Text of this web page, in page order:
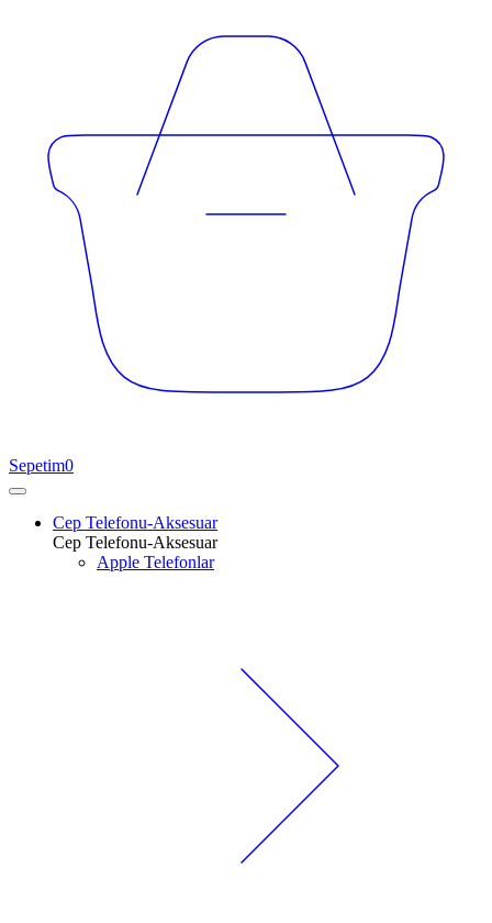
Sepetim0
Cep Telefonu-Aksesuar
Cep Telefonu-Aksesuar
Apple Telefonlar